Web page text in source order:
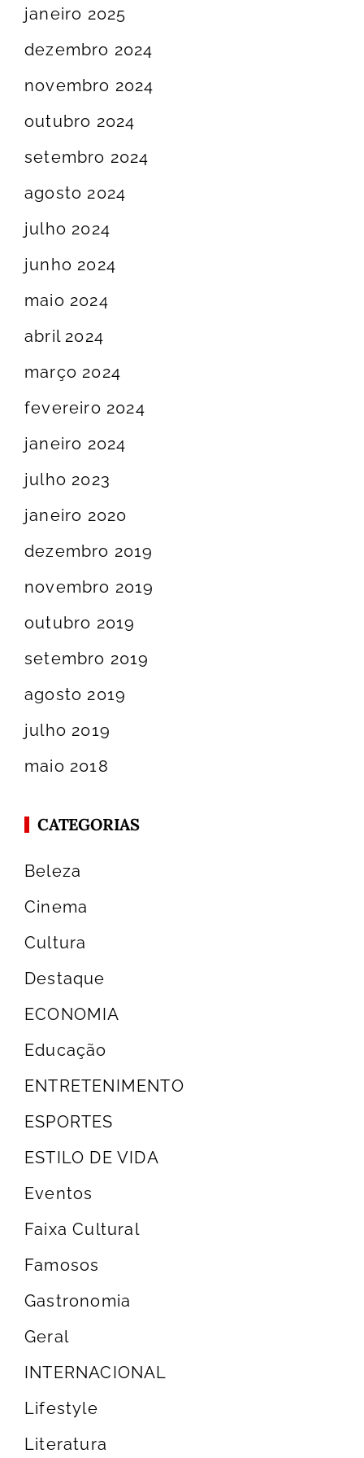
janeiro 2025
dezembro 2024
novembro 2024
outubro 2024
setembro 2024
agosto 2024
julho 2024
junho 2024
maio 2024
abril 2024
março 2024
fevereiro 2024
janeiro 2024
julho 2023
janeiro 2020
dezembro 2019
novembro 2019
outubro 2019
setembro 2019
agosto 2019
julho 2019
maio 2018
CATEGORIAS
Beleza
Cinema
Cultura
Destaque
ECONOMIA
Educação
ENTRETENIMENTO
ESPORTES
ESTILO DE VIDA
Eventos
Faixa Cultural
Famosos
Gastronomia
Geral
INTERNACIONAL
Lifestyle
Literatura